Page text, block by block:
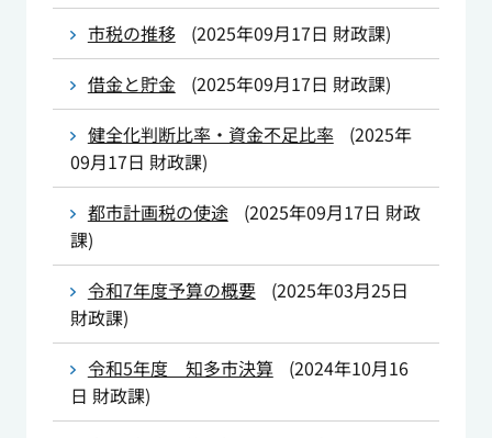
市税の推移
(2025年09月17日 財政課)
借金と貯金
(2025年09月17日 財政課)
健全化判断比率・資金不足比率
(2025年
09月17日 財政課)
都市計画税の使途
(2025年09月17日 財政
課)
令和7年度予算の概要
(2025年03月25日
財政課)
令和5年度 知多市決算
(2024年10月16
日 財政課)